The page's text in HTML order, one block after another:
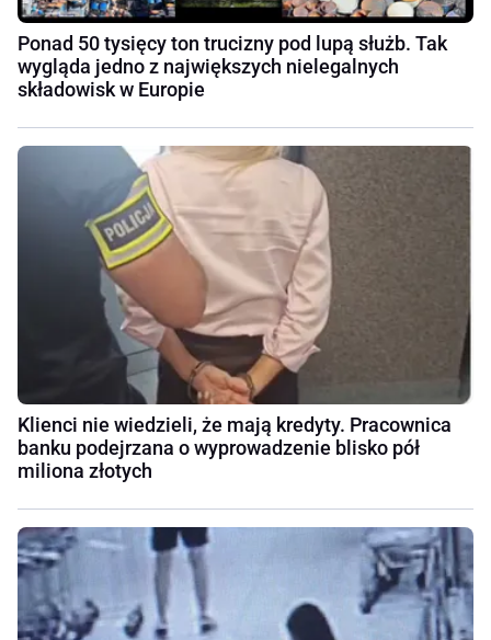
Ponad 50 tysięcy ton trucizny pod lupą służb. Tak
wygląda jedno z największych nielegalnych
składowisk w Europie
Klienci nie wiedzieli, że mają kredyty. Pracownica
banku podejrzana o wyprowadzenie blisko pół
miliona złotych